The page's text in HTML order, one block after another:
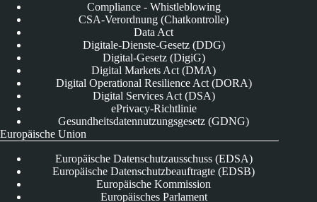
Compliance - Whistleblowing
CSA-Verordnung (Chatkontrolle)
Data Act
Digitale-Dienste-Gesetz (DDG)
Digital-Gesetz (DigiG)
Digital Markets Act (DMA)
Digital Operational Resilience Act (DORA)
Digital Services Act (DSA)
ePrivacy-Richtlinie
Gesundheitsdatennutzungsgesetz (GDNG)
Europäische Union
Europäische Datenschutzausschuss (EDSA)
Europäische Datenschutzbeauftragte (EDSB)
Europäische Kommission
Europäisches Parlament